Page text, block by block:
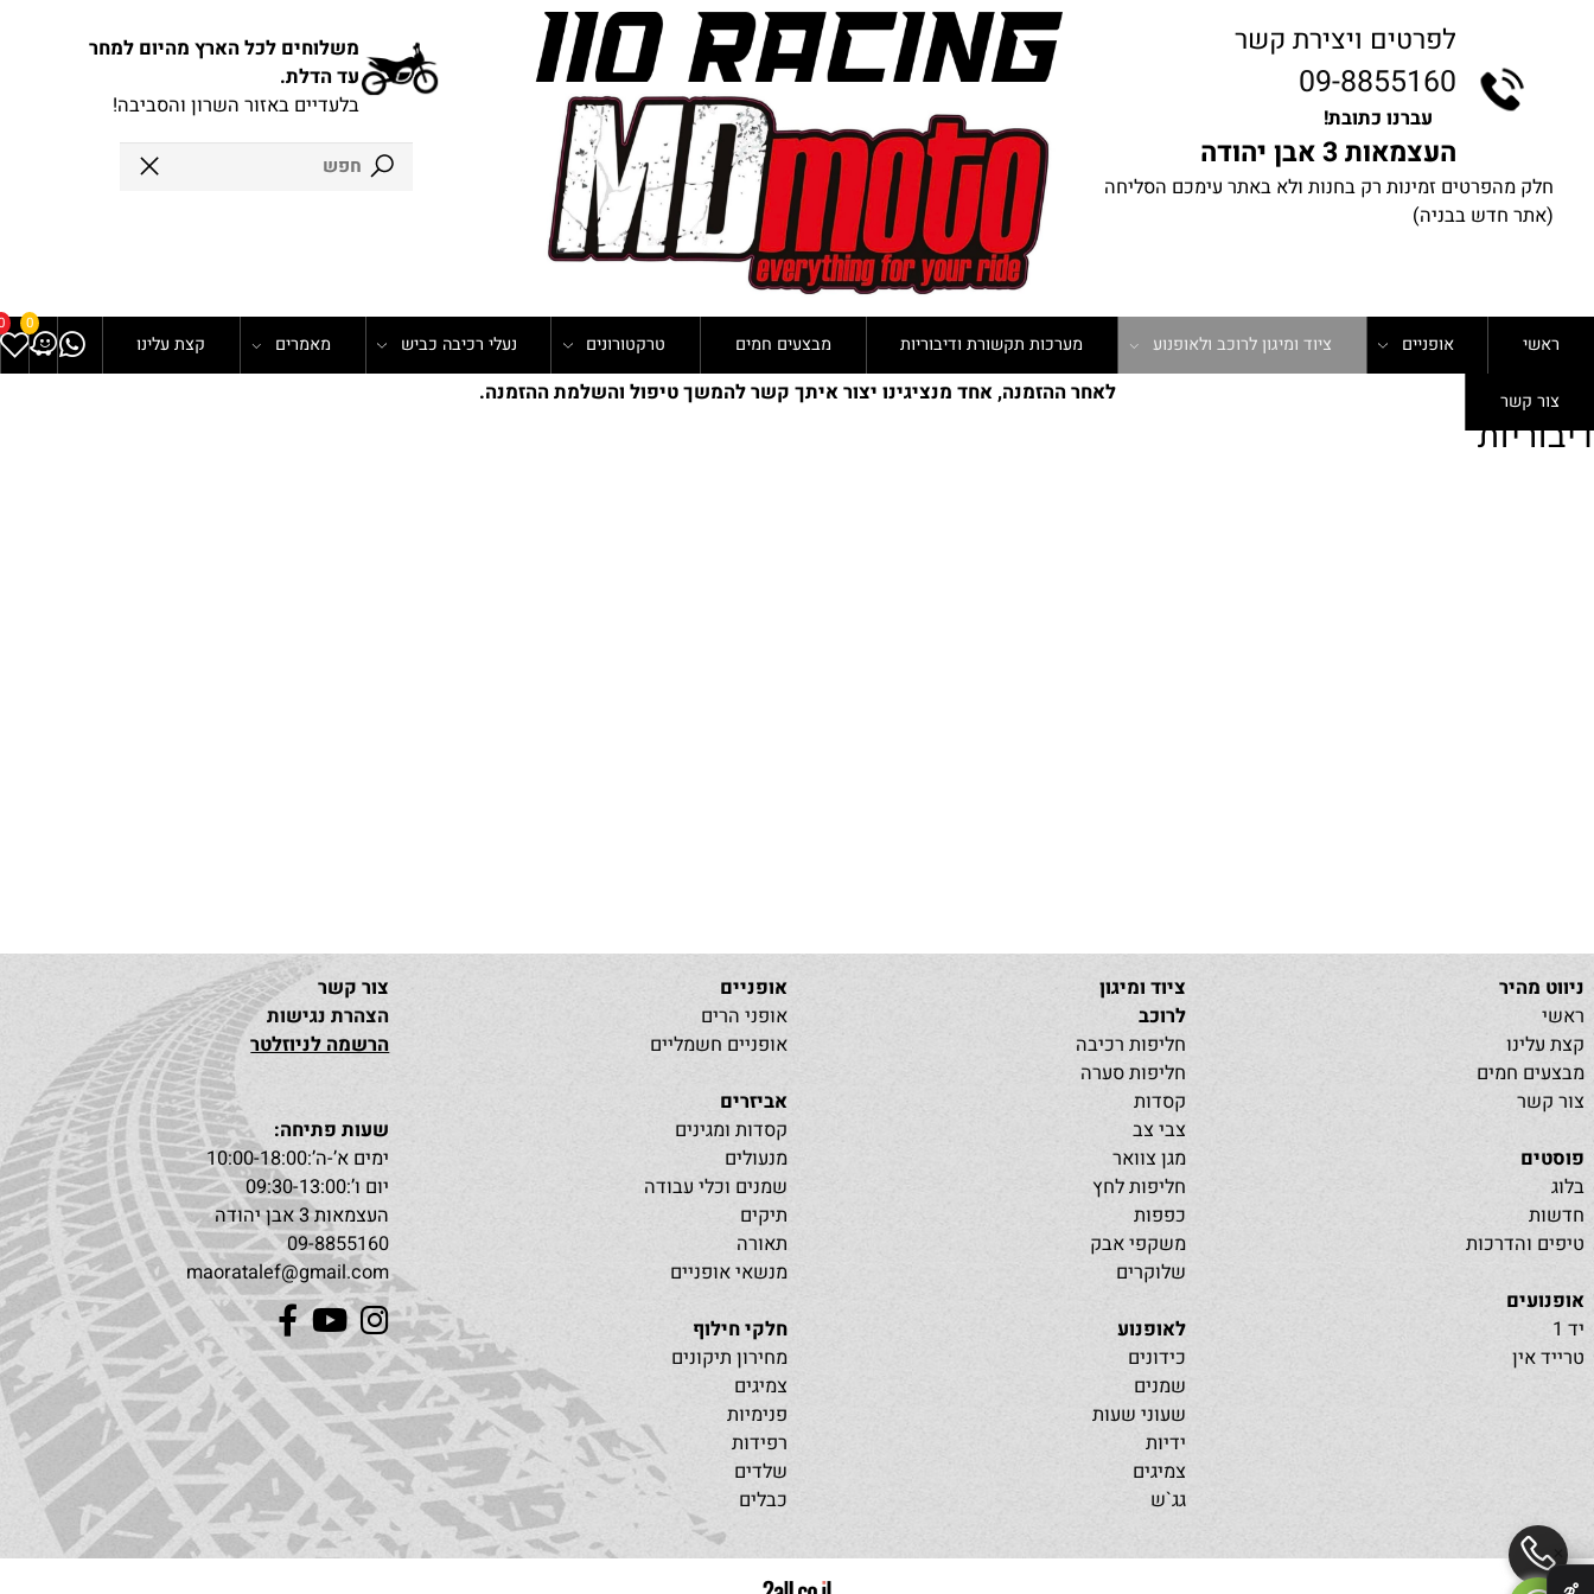
לפרטים ויצירת קשר
09-8855160
עברנו כתובת!
העצמאות 3 אבן יהודה
מהפרטים זמינות רק בחנות ולא באתר עימכם הסליחה
חדש בבניה)
משלוחים לכל הארץ מהיום למחר
עד הדלת.
בלעדיים באזור השרון והסביבה!
0
ציוד ומיגון לרוכב ולאופנוע מערכות תקשורת ודיבוריות מבצעים חמים טרקטורונים נעלי רכיבה כביש מאמרים קצת עלינו
לאחר ההזמנה, אחד מנציגינו יצור איתך קשר להמשך טיפול והשלמת ההזמנה.
חמים
ציוד ומיגון
חליפות רכיבה
חליפות סערה
קסדות
צבי צב
מגן צוואר
חליפות לחץ
כפפות
שלוקרים
לאופנוע
כידונים
שמנים
שעוני שעות
גג`ש
אופניים
אופני הרים
אביזרים
קסדות ומגינים
מנעולים
שמנים וכלי עבודה
תיקים
מנשאי אופניים
חלקי חילוף
מחירון תיקונים
צמיגים
פנימיות
רפידות
כבלים
צור קשר
הצהרת נגישות
שעות פתיחה:
ימים א’-ה’:10:00-18:00
יום ו’:09:30-13:00
העצמאות 3 אבן יהודה
09-8855160
maoratalef@gmail.com